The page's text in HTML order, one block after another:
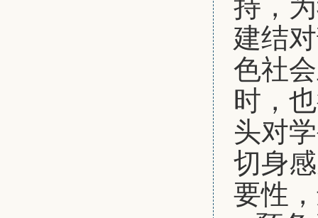
建结
色社
时，
头对
切身
要性